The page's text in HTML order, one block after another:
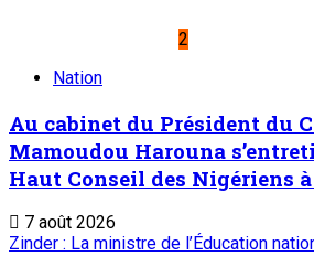
2
Nation
Au cabinet du Président du
Mamoudou Harouna
Haut Conseil des Nigériens
7 août 2026
Zinder : La ministre de l’Éducation